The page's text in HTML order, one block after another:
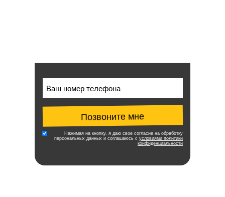
Позвоните мне
Нажимая на кнопку, я даю свое согласие на обработку
персональных данных и соглашаюсь с условиями политики
конфиденциальности